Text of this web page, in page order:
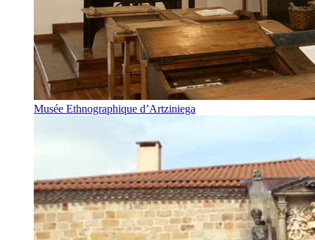
Musée Ethnographique d’Artziniega